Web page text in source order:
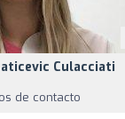
Culacciati
de contacto